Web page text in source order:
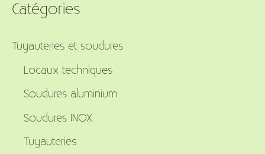
Catégories
Tuyauteries et soudures
Locaux techniques
Soudures aluminium
Soudures INOX
Tuyauteries